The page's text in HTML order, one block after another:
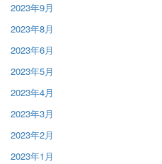
2023年9月
2023年8月
2023年6月
2023年5月
2023年4月
2023年3月
2023年2月
2023年1月